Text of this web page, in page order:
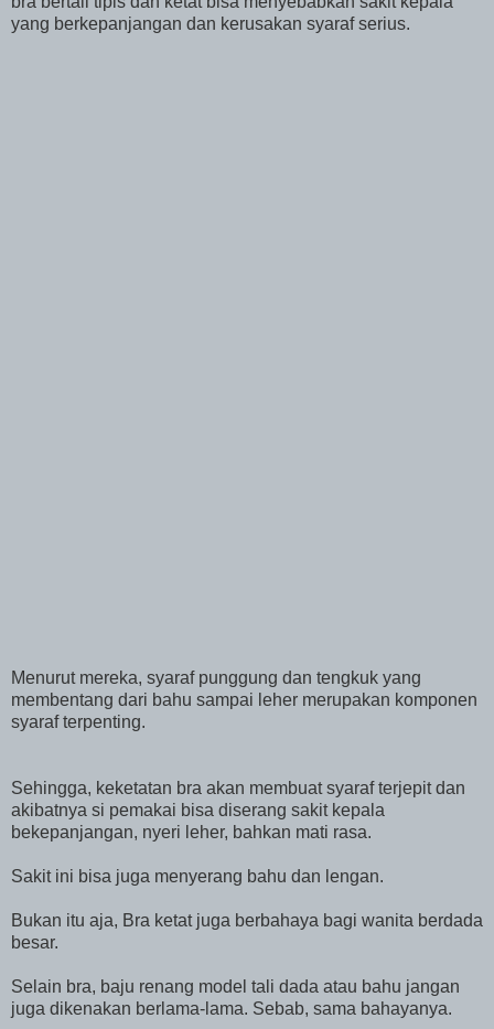
yang berkepanjangan dan kerusakan syaraf serius.
Menurut mereka, syaraf punggung dan tengkuk yang
membentang dari bahu sampai leher merupakan komponen
syaraf terpenting.
Sehingga, keketatan bra akan membuat syaraf terjepit dan
akibatnya si pemakai bisa diserang sakit kepala
bekepanjangan, nyeri leher, bahkan mati rasa.
Sakit ini bisa juga menyerang bahu dan lengan.
Bukan itu aja, Bra ketat juga berbahaya bagi wanita berdada
besar.
Selain bra, baju renang model tali dada atau bahu jangan
juga dikenakan berlama-lama. Sebab, sama bahayanya.